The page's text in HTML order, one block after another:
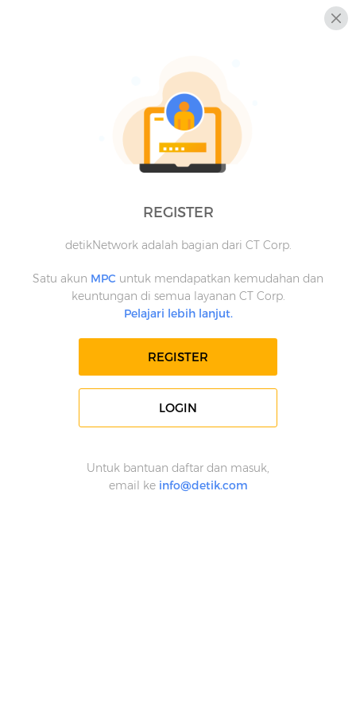
REGISTER
detikNetwork adalah bagian dari CT Corp.
Satu akun MPC untuk mendapatkan kemudahan dan
keuntungan di semua layanan CT Corp.
Pelajari lebih lanjut.
REGISTER
LOGIN
Untuk bantuan daftar dan masuk,
email ke info@detik.com